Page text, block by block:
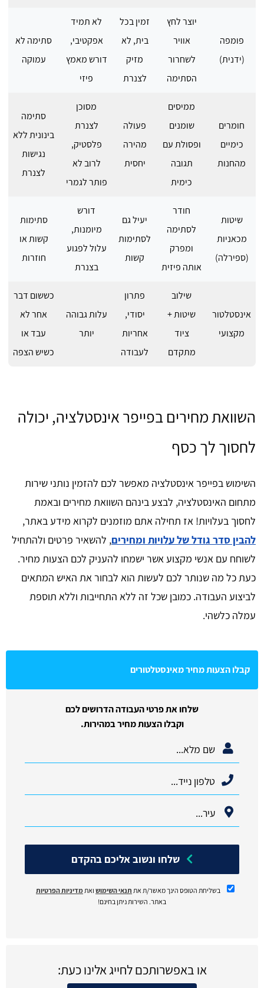
פומפה
(ידנית)
יוצר לחץ
אוויר
לשחרור
הסתימה
זמין בכל
בית, לא
מזיק
לצנרת
לא תמיד
אפקטיבי,
דורש מאמץ
פיזי
סתימה לא
עמוקה
חומרים
כימיים
מהחנות
ממיסים
שומנים
ופסולת עם
תגובה
כימית
פעולה
מהירה
יחסית
מסוכן
לצנרת
פלסטיק,
לרוב לא
פותר לגמרי
סתימה
בינונית ללא
נגישות
לצנרת
שיטות
מכאניות
(ספירלה)
חודר
לסתימה
ומפרק
אותה פיזית
יעיל גם
לסתימות
קשות
דורש
מיומנות,
עלול לפגוע
בצנרת
סתימות
קשות או
חוזרות
אינסטלטור
מקצועי
שילוב
שיטות +
ציוד
מתקדם
פתרון
יסודי,
אחריות
לעבודה
עלות גבוהה
יותר
כששום דבר
אחר לא
עבד או
כשיש הצפה
השוואת מחירים בפייפר אינסטלציה, יכולה
לחסוך לך כסף
השימוש בפייפר אינסטלציה מאפשר לכם להזמין נותני שירות
מתחום האינסטלציה, לבצע בינהם השוואת מחירים ובאמת
לחסוך בעלויות! אז תחילה אתם מוזמנים לקרוא מידע באתר,
להבין סדר גודל של עלויות ומחירים, להשאיר פרטים ולהתחיל
לשוחח עם אנשי מקצוע אשר ישמחו להעניק לכם הצעות מחיר.
כעת כל מה שנותר לכם לעשות הוא לבחור את האיש המתאים
לביצוע העבודה. כמובן שכל זה ללא התחייבות וללא תוספת
עמלה כלשהי.
קבלו הצעות מחיר מאינסטלטורים
שלחו את פרטי העבודה הדרושים לכם
וקבלו הצעות מחיר במהירות.
בשליחת הטופס הינך מאשר/ת את תנאי השימוש ואת מדיניות הפרטיות
באתר. השירות ניתן בחינם!
או באפשרותכם לחייג אלינו כעת: